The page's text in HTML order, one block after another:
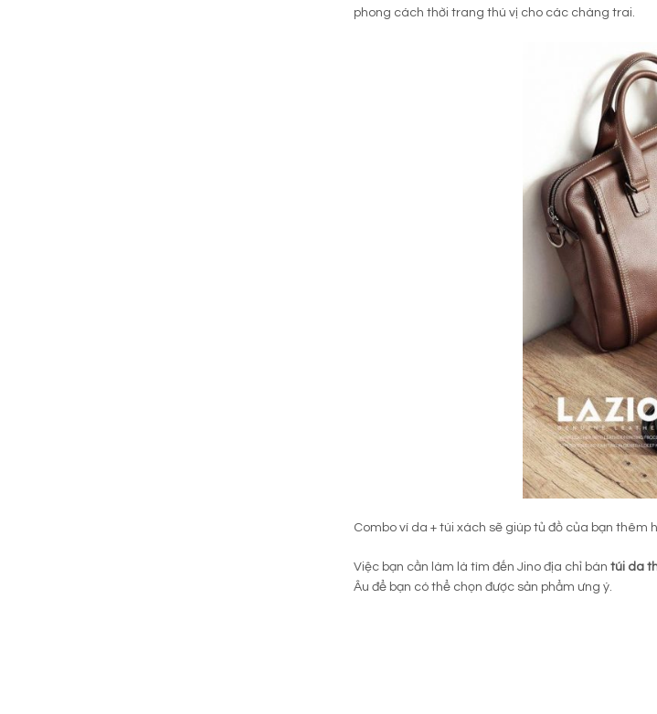
phong cách thời trang thú vị cho các chàng trai.
Combo ví da + túi xách sẽ giúp tủ đồ của bạn thêm
Việc bạn cần làm là tìm đến Jino địa chỉ bán túi da
Âu để bạn có thể chọn được sản phẩm ưng ý.